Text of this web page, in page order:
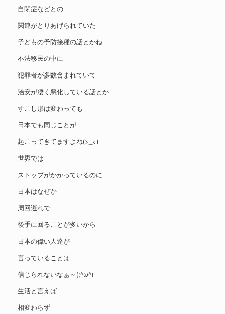
自閉症などとの
関連がとりあげられていた
子どもの予防接種の話とかね
不法移民の中に
犯罪者が多数含まれていて
治安が凄く悪化している話とか
すこし形は変わっても
日本でも同じことが
起こってきてますよね(>_<)
世界では
ストップがかかっているのに
日本はなぜか
周回遅れで
後手に回ることが多いから
日本の偉い人達が
言っていることは
信じられないなぁ～(;^ω^)
生活と言えば
相変わらず